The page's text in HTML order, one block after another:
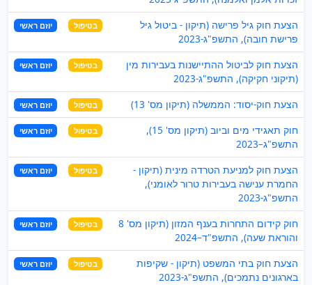
הצעת חוק גיל פרישה (תיקון - ביטול גיל
פרישת חובה), התשפ"ג-2023
בטיפול יוזם ראשי
הצעת חוק לביטול ההתיישנות בעבירות מין
(תיקוני חקיקה), התשפ"ג-2023
בטיפול יוזם ראשי
הצעת חוק-יסוד: הממשלה (תיקון מס' 13) בטיפול יוזם ראשי
חוק תאגידי מים וביוב (תיקון מס' 15),
התשפ"ג–2023
בטיפול יוזם ראשי
הצעת חוק למניעת הטרדה מינית (תיקון -
החמרת ענישה בעבירות טרור לאומני),
התשפ"ג-2023
בטיפול יוזם ראשי
חוק קידום התחרות בענף המזון (תיקון מס' 8
והוראת שעה), התשפ"ד–2024
בטיפול יוזם ראשי
הצעת חוק בתי המשפט (תיקון - שקיפות
בארגונים נתמכים), התשפ"ג-2023
בטיפול יוזם ראשי